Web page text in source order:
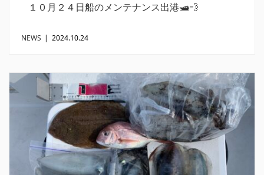
１０月２４日船のメンテナンス出港🛥️💨
NEWS | 2024.10.24